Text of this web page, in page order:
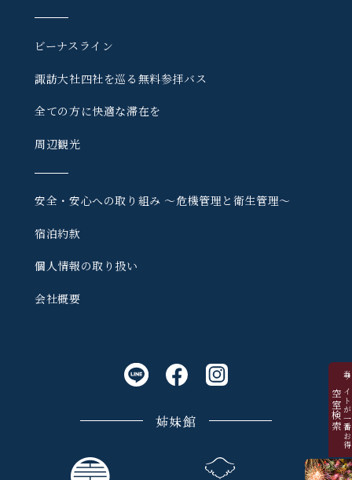
ビーナスライン
諏訪大社四社を巡る 無料参拝バス
全ての方に快適な滞在を
周辺観光
安全・安心への取り組み 〜危機管理と衛生管理〜
宿泊約款
個人情報の取り扱い
会社概要
姉妹館 当サイトが一番お得
空室検索